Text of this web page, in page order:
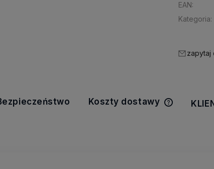
EAN:
Kategoria:
zapytaj
Koszty dostawy